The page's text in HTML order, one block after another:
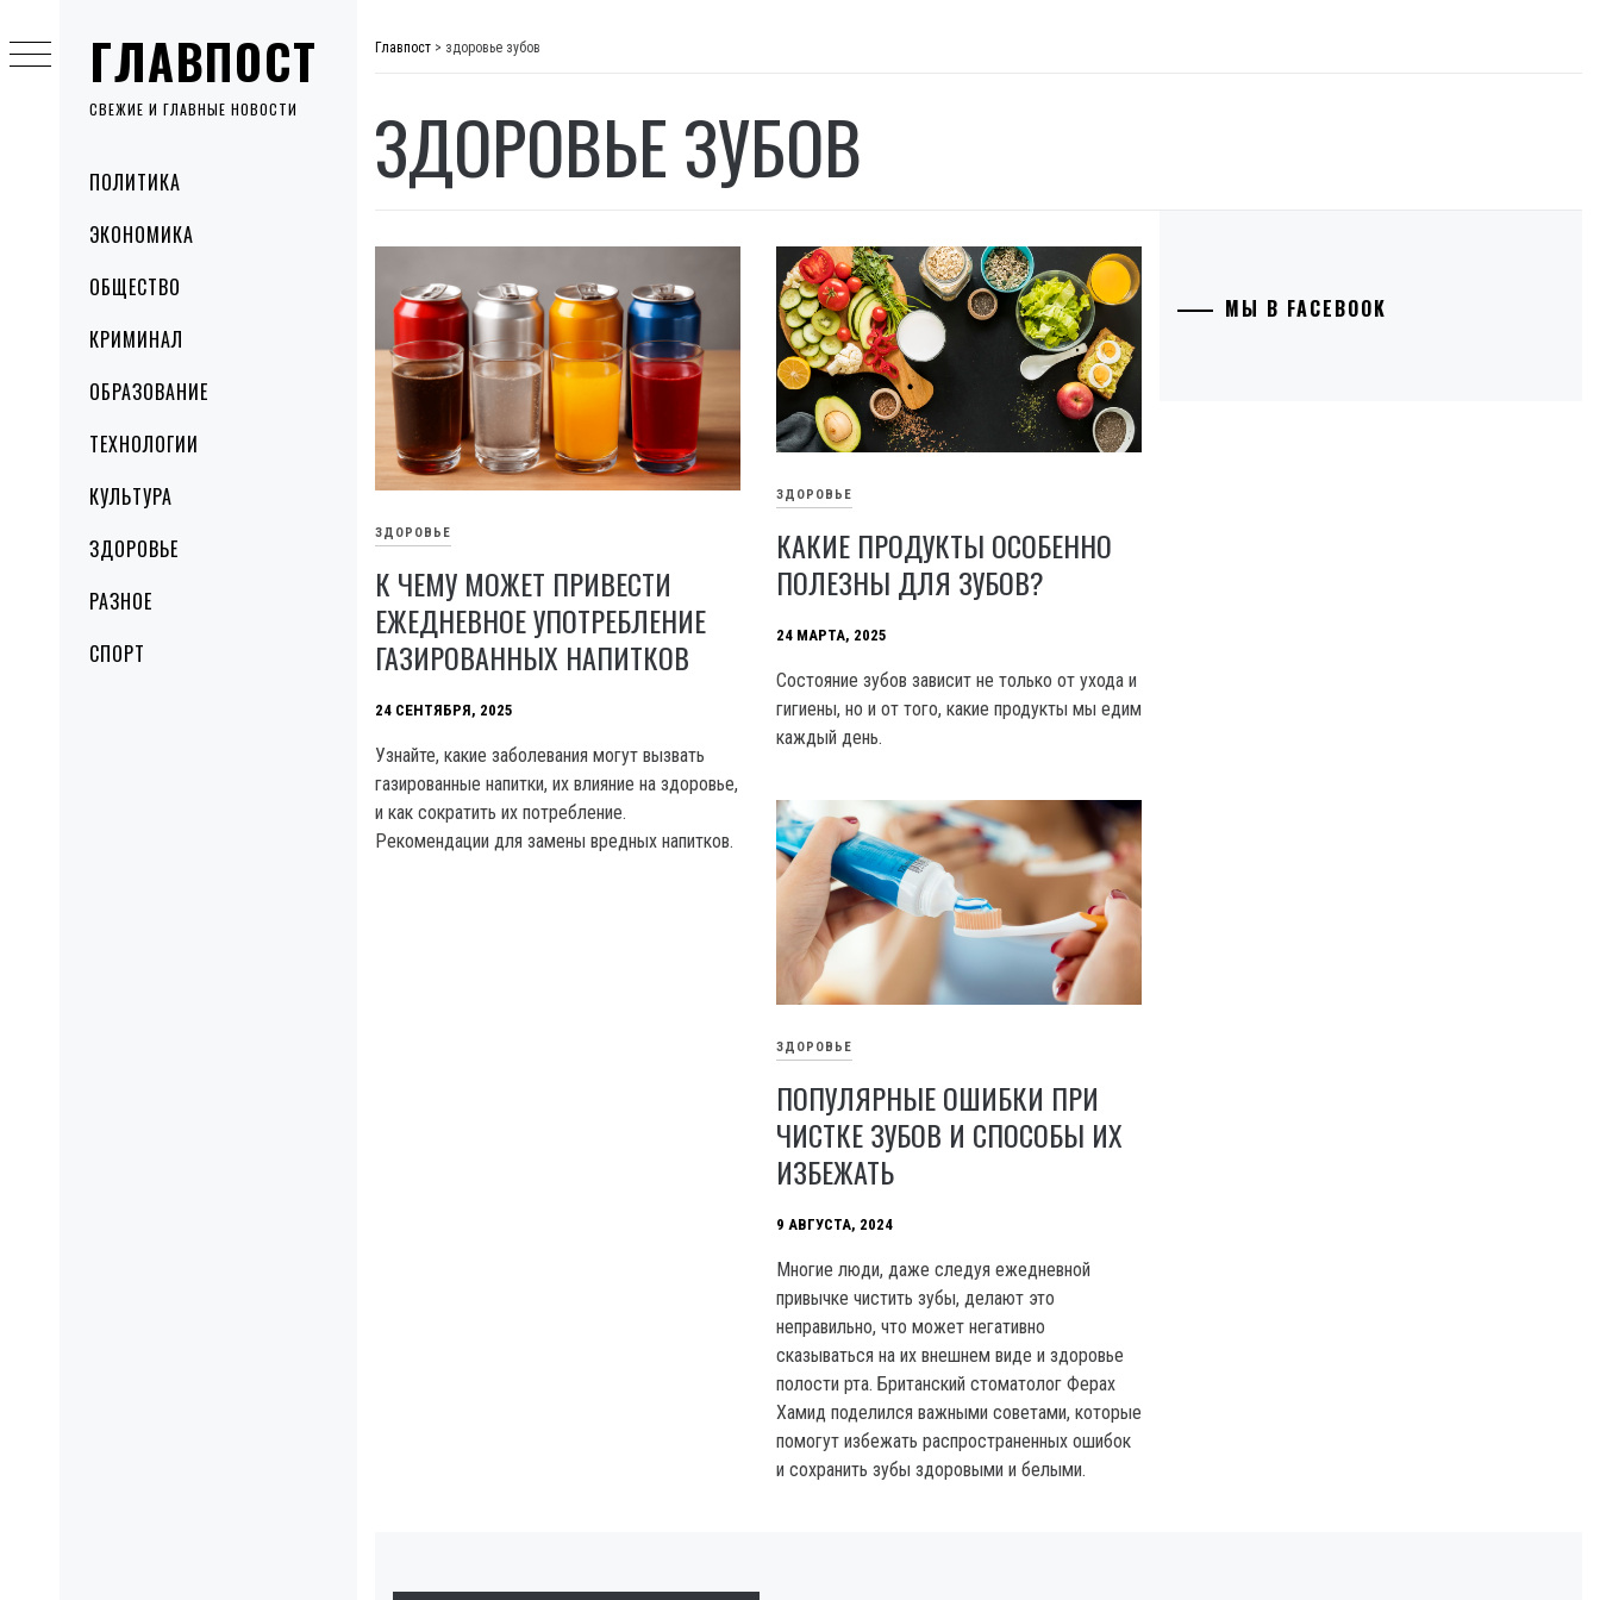
ГЛАВПОСТ
СВЕЖИЕ И ГЛАВНЫЕ НОВОСТИ
MenuПОЛИТИКА
ЭКОНОМИКА
ОБЩЕСТВО
КРИМИНАЛ
ОБРАЗОВАНИЕ
ТЕХНОЛОГИИ
КУЛЬТУРА
ЗДОРОВЬЕ
РАЗНОЕ
СПОРТ
to
content
Главпост > здоровье зубов
ЗДОРОВЬЕ ЗУБОВ
ЗДОРОВЬЕ
К ЧЕМУ МОЖЕТ ПРИВЕСТИ
ЕЖЕДНЕВНОЕ УПОТРЕБЛЕНИЕ
ГАЗИРОВАННЫХ НАПИТКОВ
24 СЕНТЯБРЯ, 2025
Узнайте, какие заболевания могут вызвать
газированные напитки, их влияние на здоровье,
и как сократить их потребление.
Рекомендации для замены вредных напитков.
ЗДОРОВЬЕ
КАКИЕ ПРОДУКТЫ ОСОБЕННО
ПОЛЕЗНЫ ДЛЯ ЗУБОВ?
24 МАРТА, 2025
Состояние зубов зависит не только от ухода и
гигиены, но и от того, какие продукты мы едим
каждый день.
ЗДОРОВЬЕ
ПОПУЛЯРНЫЕ ОШИБКИ ПРИ
ЧИСТКЕ ЗУБОВ И СПОСОБЫ ИХ
ИЗБЕЖАТЬ
9 АВГУСТА, 2024
Многие люди, даже следуя ежедневной
привычке чистить зубы, делают это
неправильно, что может негативно
сказываться на их внешнем виде и здоровье
полости рта. Британский стоматолог Ферах
Хамид поделился важными советами, которые
помогут избежать распространенных ошибок
и сохранить зубы здоровыми и белыми.
МЫ В FACEBOOK